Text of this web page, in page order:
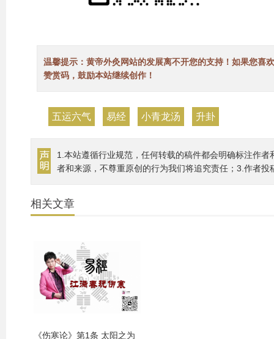
温馨提示：黄帝外灸网站的发展离不开您的支持！如果您喜
赞赏码，鼓励本站继续创作！
五运六气 易经 小青龙汤 升卦
1.本站遵循行业规范，任何转载的稿件都会明确标注作
者和来源，不尊重原创的行为我们将追究责任；3.作者
相关文章
《伤寒论》第1条 太阳之为